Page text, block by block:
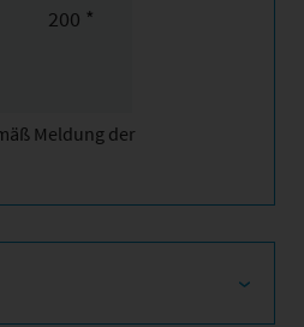
200 *
Meldung der